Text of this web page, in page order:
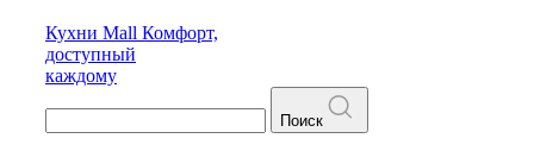
Кухни Mall Комфорт,
доступный
каждому
Поиск